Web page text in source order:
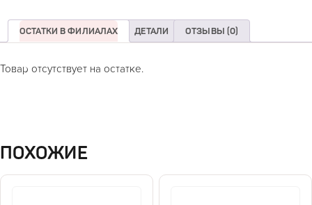
ОСТАТКИ В ФИЛИАЛАХ ДЕТАЛИ ОТЗЫВЫ (0)
Товар отсутствует на остатке.
ПОХОЖИЕ